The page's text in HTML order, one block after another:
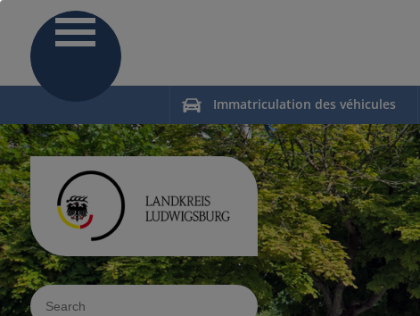
Immatriculation des véhicules
Sucheingabe